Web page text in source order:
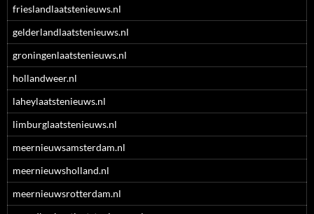
frieslandlaatstenieuws.nl
gelderlandlaatstenieuws.nl
groningenlaatstenieuws.nl
hollandweer.nl
laheylaatstenieuws.nl
limburglaatstenieuws.nl
meernieuwsamsterdam.nl
meernieuwsholland.nl
meernieuwsrotterdam.nl